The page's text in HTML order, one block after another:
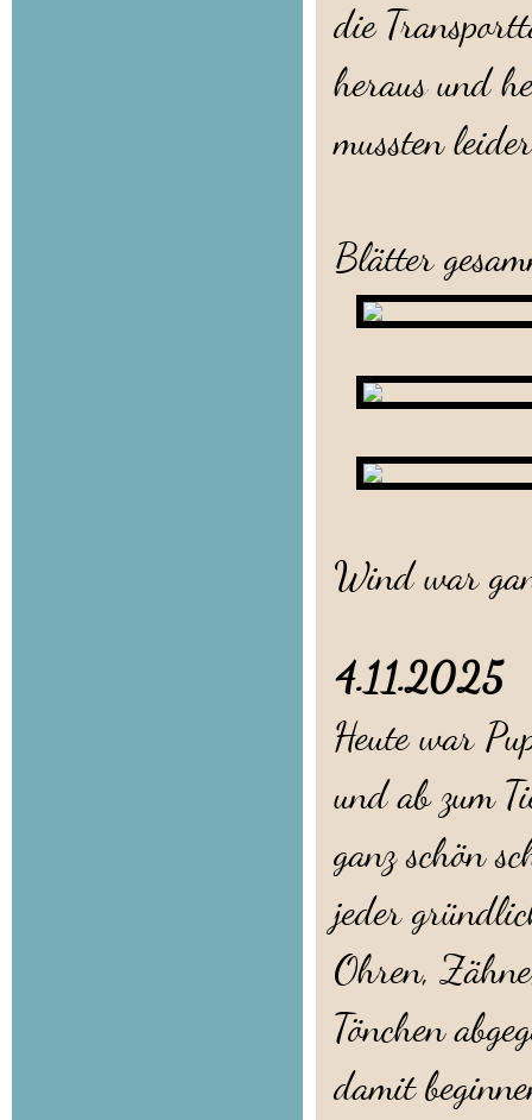
die
heraus und
mussten
Blätter
Wind war
Heute war
und ab zum
ganz schön
jeder
Ohren,
Tönchen
damit